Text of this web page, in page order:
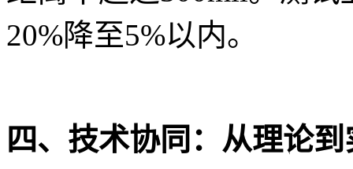
20%降至5%以内。
四、技术协同：从理论